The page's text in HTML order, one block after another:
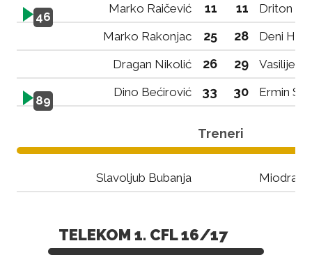
46
Marko Raičević 11 11
Driton
Marko Rakonjac
25 28
Deni
Dragan Nikolić
26 29 Vasilije
89
Dino Bećirović 33 30 Ermin
Treneri
Slavoljub Bubanja Miodrag
TELEKOM 1. CFL 16/17